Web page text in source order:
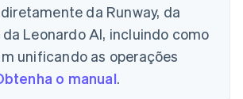
da Runway, da
da Leonardo AI, incluindo como
unificando as operações
o manual.